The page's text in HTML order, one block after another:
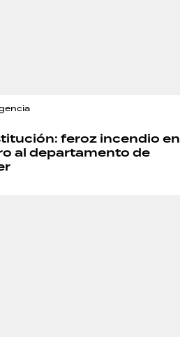
feroz incendio en
al departamento de